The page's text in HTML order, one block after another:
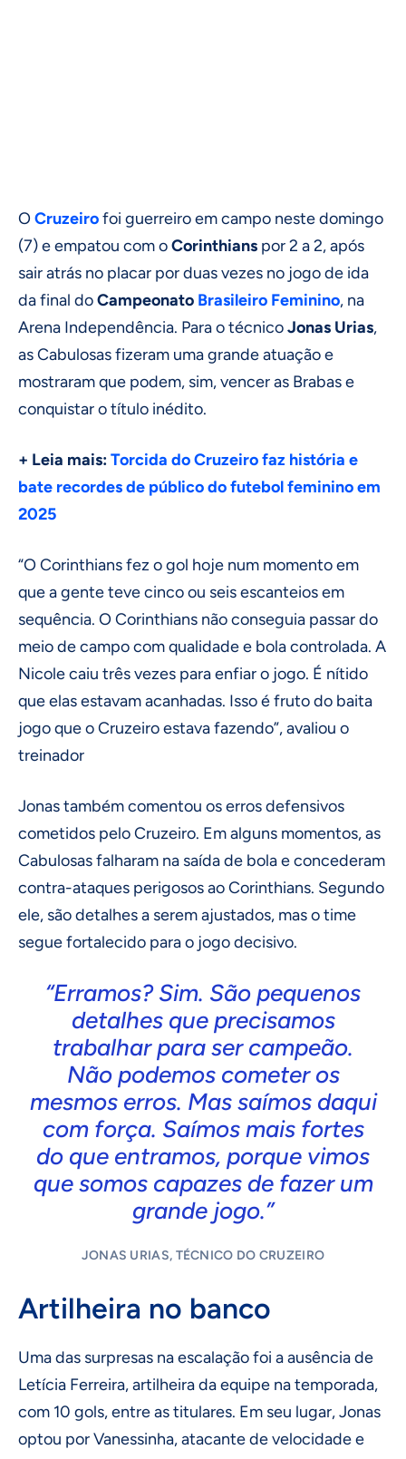
OCruzeirofoi guerreiro em campo neste domingo
(7) e empatou com oCorinthians por 2 a 2, após
sair atrás no placar por duas vezes no jogo de ida
da final doCampeonato Brasileiro Feminino, na
Arena Independência. Para o técnicoJonas Urias,
as Cabulosas fizeram uma grande atuação e
mostraram que podem, sim, vencer as Brabas e
conquistar o título inédito.
+ Leia mais:Torcida do Cruzeiro faz história e
bate recordes de público do futebol feminino em
2025
“O Corinthians fez o gol hoje num momento em
que a gente teve cinco ou seis escanteios em
sequência. O Corinthians não conseguia passar do
meio de campo com qualidade e bola controlada. A
Nicole caiu três vezes para enfiar o jogo. É nítido
que elas estavam acanhadas. Isso é fruto do baita
jogo que o Cruzeiro estava fazendo”, avaliou o
treinador
Jonas também comentou os erros defensivos
cometidos pelo Cruzeiro. Em alguns momentos, as
Cabulosas falharam na saída de bola e concederam
contra-ataques perigosos ao Corinthians. Segundo
ele, são detalhes a serem ajustados, mas o time
segue fortalecido para o jogo decisivo.
“Erramos? Sim. São pequenos
detalhes que precisamos
trabalhar para ser campeão.
Não podemos cometer os
mesmos erros. Mas saímos daqui
com força. Saímos mais fortes
do que entramos, porque vimos
que somos capazes de fazer um
grande jogo.”
JONAS URIAS, TÉCNICO DO CRUZEIRO
Artilheira no banco
Uma das surpresas na escalação foi a ausência de
Letícia Ferreira, artilheira da equipe na temporada,
com 10 gols, entre as titulares. Em seu lugar, Jonas
optou por Vanessinha, atacante de velocidade e